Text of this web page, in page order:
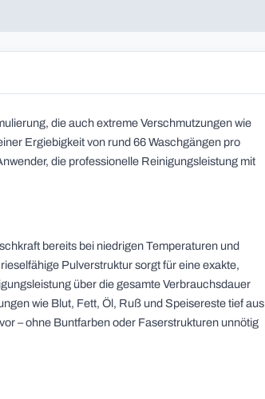
die auch extreme Verschmutzungen wie
Ergiebigkeit von rund 66 Waschgängen pro
die professionelle Reinigungsleistung mit
bereits bei niedrigen Temperaturen und
Pulverstruktur sorgt für eine exakte,
über die gesamte Verbrauchsdauer
wie Blut, Fett, Öl, Ruß und Speisereste tief aus
– ohne Buntfarben oder Faserstrukturen unnötig